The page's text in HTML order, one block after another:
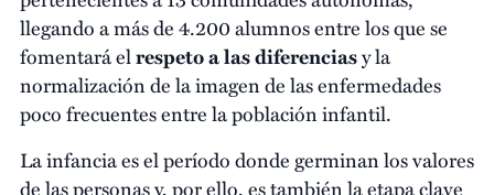
llegando a más de 4.200 alumnos entre los que se
fomentará elrespeto a las diferenciasy la
normalización de la imagen de las enfermedades
poco frecuentes entre la población infantil.
La infancia es el período donde germinan los valores
de las personas y, por ello, es también la etapa clave